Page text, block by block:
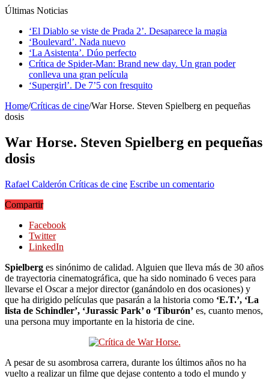
Últimas Noticias
‘El Diablo se viste de Prada 2’. Desaparece la magia
‘Boulevard’. Nada nuevo
‘La Asistenta’. Dúo perfecto
Crítica de Spider-Man: Brand new day. Un gran poder
conlleva una gran película
‘Supergirl’. De 7’5 con fresquito
Home/Críticas de cine/War Horse. Steven Spielberg en pequeñas
dosis
War Horse. Steven Spielberg en pequeñas
dosis
Rafael Calderón Críticas de cine Escribe un comentario
Compartir
Facebook
Twitter
LinkedIn
Spielberg es sinónimo de calidad. Alguien que lleva más de 30 años
de trayectoria cinematográfica, que ha sido nominado 6 veces para
llevarse el Oscar a mejor director (ganándolo en dos ocasiones) y
que ha dirigido películas que pasarán a la historia como ‘E.T.’, ‘La
lista de Schindler’, ‘Jurassic Park’ o ‘Tiburón’ es, cuanto menos,
una persona muy importante en la historia de cine.
A pesar de su asombrosa carrera, durante los últimos años no ha
vuelto a realizar un filme que dejase contento a todo el mundo y